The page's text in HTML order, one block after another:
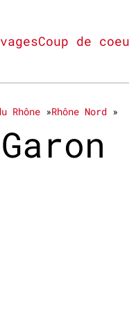
Coup de
Rhône Rhône Nord